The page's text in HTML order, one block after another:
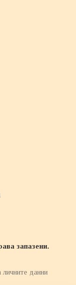
запазени.
личните данни